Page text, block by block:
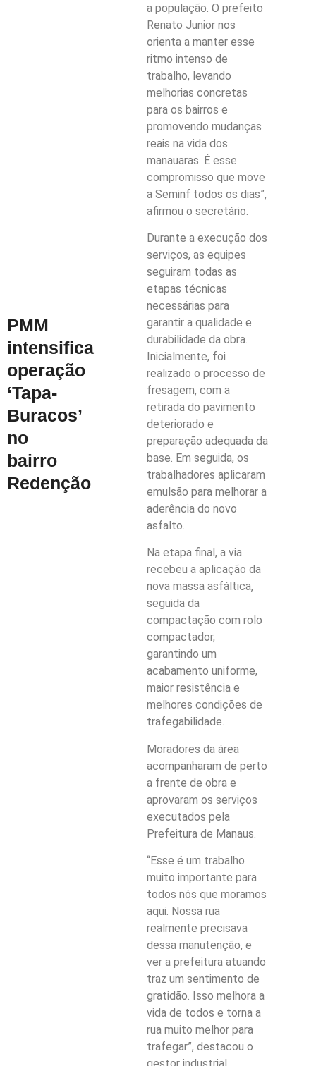
PMM
intensifica
operação
‘Tapa-
Buracos’
no
bairro
Redenção
a população. O prefeito
Renato Junior nos
orienta a manter esse
ritmo intenso de
trabalho, levando
melhorias concretas
para os bairros e
promovendo mudanças
reais na vida dos
manauaras. É esse
compromisso que move
a Seminf todos os dias”,
afirmou o secretário.
Durante a execução dos
serviços, as equipes
seguiram todas as
etapas técnicas
necessárias para
garantir a qualidade e
durabilidade da obra.
Inicialmente, foi
realizado o processo de
fresagem, com a
retirada do pavimento
deteriorado e
preparação adequada da
base. Em seguida, os
trabalhadores aplicaram
emulsão para melhorar a
aderência do novo
asfalto.
Na etapa final, a via
recebeu a aplicação da
nova massa asfáltica,
seguida da
compactação com rolo
compactador,
garantindo um
acabamento uniforme,
maior resistência e
melhores condições de
trafegabilidade.
Moradores da área
acompanharam de perto
a frente de obra e
aprovaram os serviços
executados pela
Prefeitura de Manaus.
“Esse é um trabalho
muito importante para
todos nós que moramos
aqui. Nossa rua
realmente precisava
dessa manutenção, e
ver a prefeitura atuando
traz um sentimento de
gratidão. Isso melhora a
vida de todos e torna a
rua muito melhor para
trafegar”, destacou o